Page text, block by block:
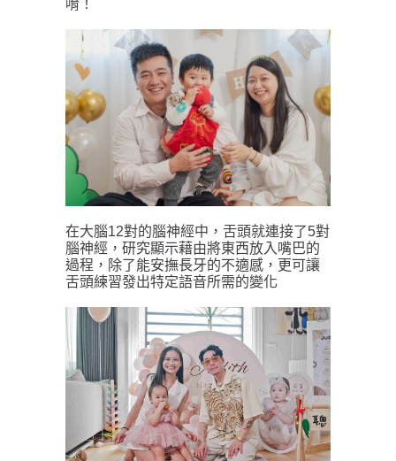
唷！
在大腦12對的腦神經中，舌頭就連接了5對
腦神經，研究顯示藉由將東西放入嘴巴的
過程，除了能安撫長牙的不適感，更可讓
舌頭練習發出特定語音所需的變化